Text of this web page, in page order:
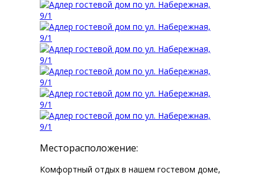
Месторасположение:
Комфортный отдых в нашем гостевом доме,